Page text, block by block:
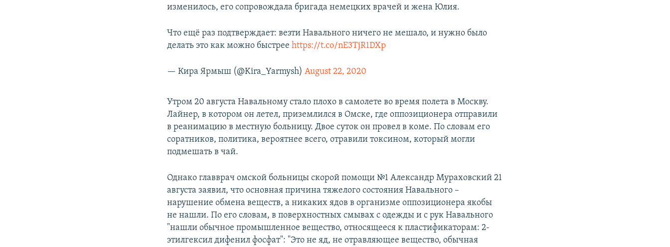
изменилось, его сопровождала бригада немецких врачей и жена Юлия.
Что ещё раз подтверждает: везти Навального ничего не мешало, и нужно было
делать это как можно быстрееhttps://t.co/nE3TjR1DXp
— Кира Ярмыш (@Kira_Yarmysh)August 22, 2020
Утром 20 августа Навальному стало плохо в самолете во время полета в Москву.
Лайнер, в котором он летел, приземлился в Омске, где оппозиционера отправили
в реанимацию в местную больницу. Двое суток он провел в коме. По словам его
соратников, политика, вероятнее всего, отравили токсином, который могли
подмешать в чай.
Однако главврач омской больницы скорой помощи №1 Александр Мураховский 21
августа заявил, что основная причина тяжелого состояния Навального –​
нарушение обмена веществ, а никаких ядов в организме оппозиционера якобы
не нашли. По его словам, в поверхностных смывах с одежды и с рук Навального
"нашли обычное промышленное вещество, относящееся к пластификаторам: 2-
этилгексил дифенил фосфат": "Это не яд, не отравляющее вещество, обычная